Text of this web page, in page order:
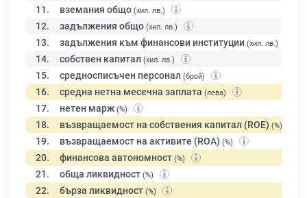
11. вземания общо (хил. лв.)
12. задължения общо (хил. лв.)
13. задължения към финансови институции (хил. лв.)
14. собствен капитал (хил. лв.)
15. средносписъчен персонал (брой)
16. средна нетна месечна заплата (лева)
17. нетен марж (%)
18. възвращаемост на собствения капитал (ROE) (%)
19. възвращаемост на активите (ROA) (%)
20. финансова автономност (%)
21. обща ликвидност (%)
22. бърза ликвидност (%)